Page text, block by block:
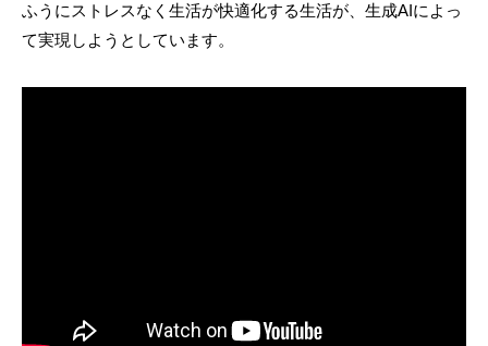
ふうにストレスなく生活が快適化する生活が、生成AIによっ
て実現しようとしています。